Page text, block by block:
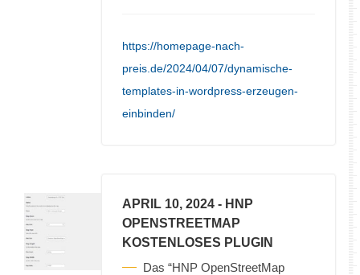
https://homepage-nach-
preis.de/2024/04/07/dynamische-
templates-in-wordpress-erzeugen-
einbinden/
APRIL 10, 2024 - HNP
OPENSTREETMAP
KOSTENLOSES PLUGIN
Das “HNP OpenStreetMap